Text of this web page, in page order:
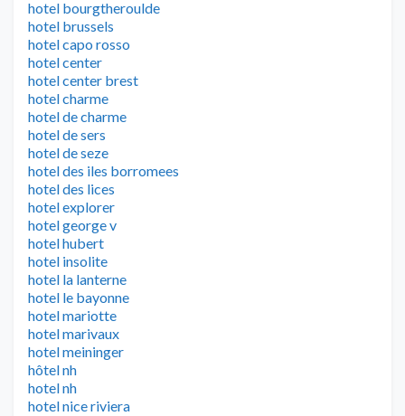
hotel bourgtheroulde
hotel brussels
hotel capo rosso
hotel center
hotel center brest
hotel charme
hotel de charme
hotel de sers
hotel de seze
hotel des iles borromees
hotel des lices
hotel explorer
hotel george v
hotel hubert
hotel insolite
hotel la lanterne
hotel le bayonne
hotel mariotte
hotel marivaux
hotel meininger
hôtel nh
hotel nh
hotel nice riviera